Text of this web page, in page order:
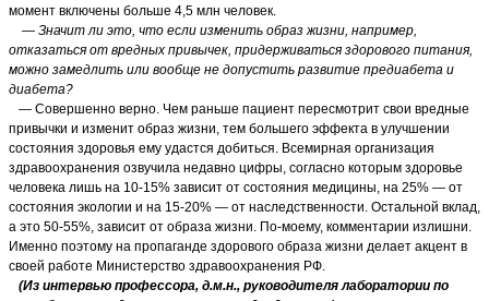
момент включены больше 4,5 млн человек.
— Значит ли это, что если изменить образ жизни, например,
отказаться от вредных привычек, придерживаться здорового питания,
можно замедлить или вообще не допустить развитие предиабета и
диабета?
— Совершенно верно. Чем раньше пациент пересмотрит свои вредные
привычки и изменит образ жизни, тем большего эффекта в улучшении
состояния здоровья ему удастся добиться. Всемирная организация
здравоохранения озвучила недавно цифры, согласно которым здоровье
человека лишь на 10-15% зависит от состояния медицины, на 25% — от
состояния экологии и на 15-20% — от наследственности. Остальной вклад,
а это 50-55%, зависит от образа жизни. По-моему, комментарии излишни.
Именно поэтому на пропаганде здорового образа жизни делает акцент в
своей работе Министерство здравоохранения РФ.
(Из интервью профессора, д.м.н., руководителя лаборатории по